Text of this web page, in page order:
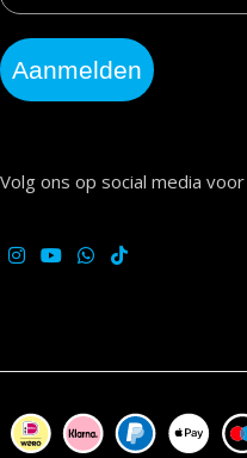
Aanmelden
Volg ons op social media